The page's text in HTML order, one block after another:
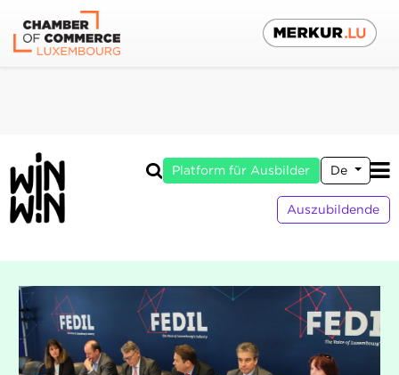
Platform für Ausbilder De
Auszubildende